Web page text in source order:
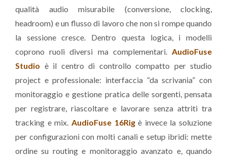
qualità audio misurabile (conversione, clocking,
headroom) e un flusso di lavoro che non si rompe quando
la sessione cresce. Dentro questa logica, i modelli
coprono ruoli diversi ma complementari. AudioFuse
Studio è il centro di controllo compatto per studio
project e professionale: interfaccia “da scrivania” con
monitoraggio e gestione pratica delle sorgenti, pensata
per registrare, riascoltare e lavorare senza attriti tra
tracking e mix. AudioFuse 16Rigè invece la soluzione
per configurazioni con molti canali e setup ibridi: mette
ordine su routing e monitoraggio avanzato e, quando